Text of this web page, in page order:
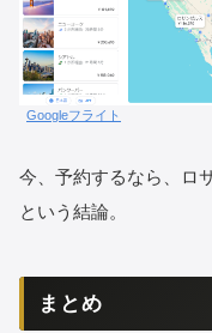
Googleフライト
今、予約するなら、ロ
という結論。
まとめ